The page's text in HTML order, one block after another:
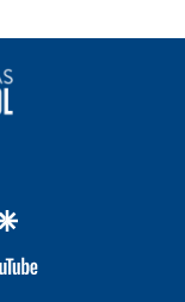
google
youtube-